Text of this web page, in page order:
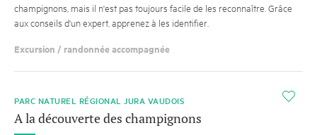
champignons, mais il n'est pas toujours facile de les reconnaître. Grâce
aux conseils d'un expert, apprenez à les identifier.
Excursion / randonnée accompagnée
i
PARC NATUREL RÉGIONAL JURA VAUDOIS
A la découverte des champignons